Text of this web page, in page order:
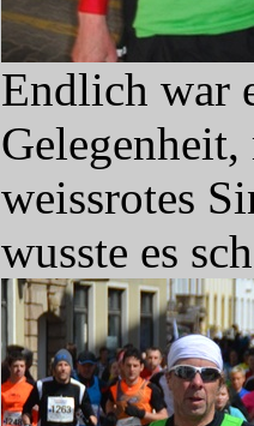
Endlich war
weissrotes
wusste es